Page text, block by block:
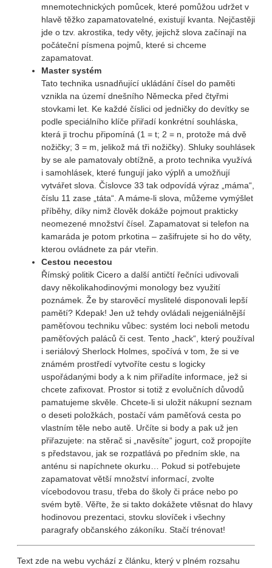
mnemotechnických pomůcek, které pomůžou udržet v
hlavě těžko zapamatovatelné, existují kvanta. Nejčastěji
jde o tzv. akrostika, tedy věty, jejichž slova začínají na
počáteční písmena pojmů, které si chceme
zapamatovat.
Master systém
Tato technika usnadňující ukládání čísel do paměti
vznikla na území dnešního Německa před čtyřmi
stovkami let. Ke každé číslici od jedničky do devítky se
podle speciálního klíče přiřadí konkrétní souhláska,
která ji trochu připomíná (1 = t; 2 = n, protože má dvě
nožičky; 3 = m, jelikož má tři nožičky). Shluky souhlásek
by se ale pamatovaly obtížně, a proto technika využívá
i samohlásek, které fungují jako výplň a umožňují
vytvářet slova. Číslovce 33 tak odpovídá výraz „máma“,
číslu 11 zase „táta“. A máme-li slova, můžeme vymýšlet
příběhy, díky nimž člověk dokáže pojmout prakticky
neomezené množství čísel. Zapamatovat si telefon na
kamaráda je potom prkotina – zašifrujete si ho do věty,
kterou ovládnete za pár vteřin.
Cestou necestou
Římský politik Cicero a další antičtí řečníci udivovali
davy několikahodinovými monology bez využití
poznámek. Že by starověcí myslitelé disponovali lepší
pamětí? Kdepak! Jen už tehdy ovládali nejgeniálnější
paměťovou techniku vůbec: systém loci neboli metodu
paměťových paláců či cest. Tento „hack“, který používal
i seriálový Sherlock Holmes, spočívá v tom, že si ve
známém prostředí vytvoříte cestu s logicky
uspořádanými body a k nim přiřadíte informace, jež si
chcete zafixovat. Prostor si totiž z evolučních důvodů
pamatujeme skvěle. Chcete-li si uložit nákupní seznam
o deseti položkách, postačí vám paměťová cesta po
vlastním těle nebo autě. Určíte si body a pak už jen
přiřazujete: na stěrač si „navěsíte“ jogurt, což propojíte
s představou, jak se rozpatlává po předním skle, na
anténu si napíchnete okurku… Pokud si potřebujete
zapamatovat větší množství informací, zvolte
vícebodovou trasu, třeba do školy či práce nebo po
svém bytě. Věřte, že si takto dokážete vtěsnat do hlavy
hodinovou prezentaci, stovku slovíček i všechny
paragrafy občanského zákoníku. Stačí trénovat!
Text zde na webu vychází z článku, který v plném rozsahu